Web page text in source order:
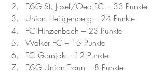
DSG St. Josef/Oed FC – 33 Punkte
Union Heiligenberg – 24 Punkte
FC Hinzenbach – 23 Punkte
Walker FC – 15 Punkte
FC Gornjak – 12 Punkte
DSG Union Traun – 8 Punkte